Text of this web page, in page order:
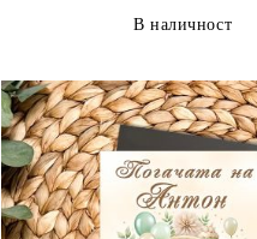
В наличност